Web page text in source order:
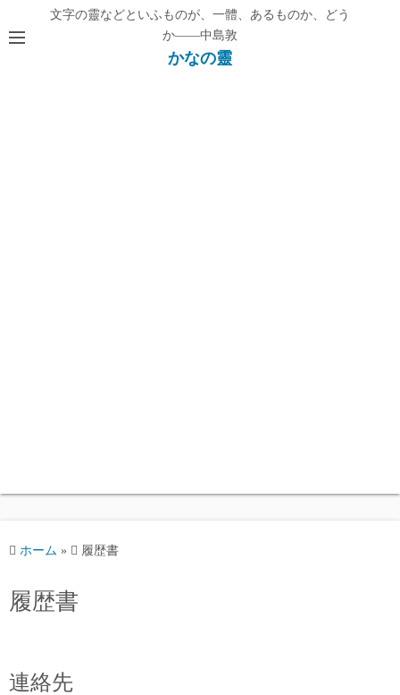
ン
文字の靈などといふものが、一體、あるものか、どう
か——中島敦
かなの靈
ホーム » 履歴書
履歴書
連絡先